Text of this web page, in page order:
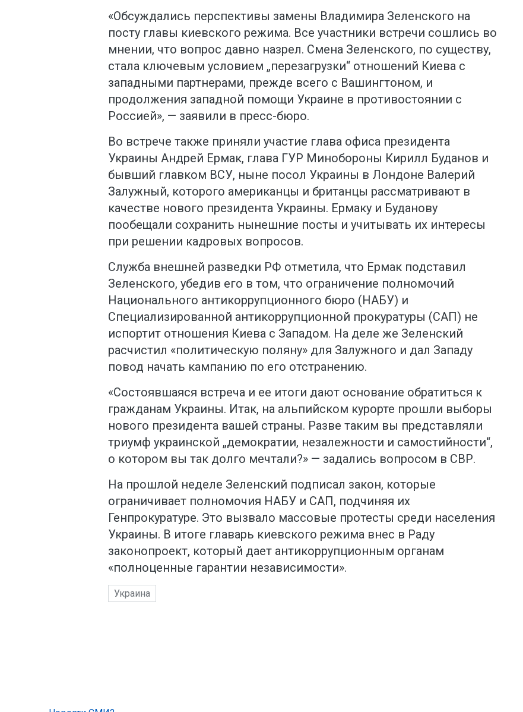
«Обсуждались перспективы замены Владимира Зеленского на
посту главы киевского режима. Все участники встречи сошлись во
мнении, что вопрос давно назрел. Смена Зеленского, по существу,
стала ключевым условием „перезагрузки“ отношений Киева с
западными партнерами, прежде всего с Вашингтоном, и
продолжения западной помощи Украине в противостоянии с
Россией», — заявили в пресс-бюро.
Во встрече также приняли участие глава офиса президента
Украины Андрей Ермак, глава ГУР Минобороны Кирилл Буданов и
бывший главком ВСУ, ныне посол Украины в Лондоне Валерий
Залужный, которого американцы и британцы рассматривают в
качестве нового президента Украины. Ермаку и Буданову
пообещали сохранить нынешние посты и учитывать их интересы
при решении кадровых вопросов.
Служба внешней разведки РФ отметила, что Ермак подставил
Зеленского, убедив его в том, что ограничение полномочий
Национального антикоррупционного бюро (НАБУ) и
Специализированной антикоррупционной прокуратуры (САП) не
испортит отношения Киева с Западом. На деле же Зеленский
расчистил «политическую поляну» для Залужного и дал Западу
повод начать кампанию по его отстранению.
«Состоявшаяся встреча и ее итоги дают основание обратиться к
гражданам Украины. Итак, на альпийском курорте прошли выборы
нового президента вашей страны. Разве таким вы представляли
триумф украинской „демократии, незалежности и самостийности“,
о котором вы так долго мечтали?» — задались вопросом в СВР.
На прошлой неделе Зеленский подписал закон, которые
ограничивает полномочия НАБУ и САП, подчиняя их
Генпрокуратуре. Это вызвало массовые протесты среди населения
Украины. В итоге главарь киевского режима внес в Раду
законопроект, который дает антикоррупционным органам
«полноценные гарантии независимости».
Украина